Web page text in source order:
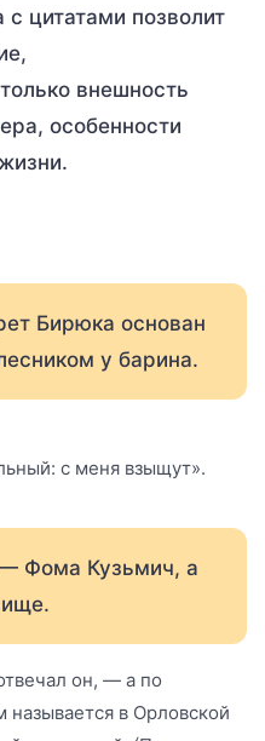
цитатами позволит
внешность
особенности
Бирюка основан
у барина.
с меня взыщут».
Фома Кузьмич, а
он, — а по
в Орловской